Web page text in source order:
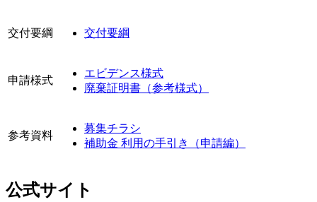
交付要綱 交付要綱
申請様式
エビデンス様式
廃棄証明書（参考様式）
参考資料
募集チラシ
補助金 利用の手引き（申請編）
公式サイト